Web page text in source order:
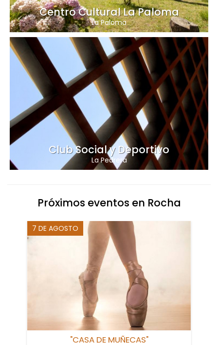
Centro Cultural La Paloma
La Paloma
Club Social y Deportivo
La Pedrera
Próximos eventos en Rocha
7 DE AGOSTO
"CASA DE MUÑECAS"